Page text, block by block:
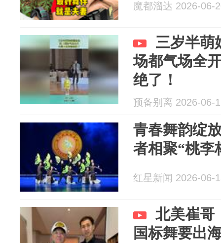
魔都溜达 2026-06-
三岁半萌
场都气场全
绝了！
预备别离 2026-06-
青春舞韵绽
者相聚“桃李
红星新闻 2026-06-
北美崔哥
国标舞要出